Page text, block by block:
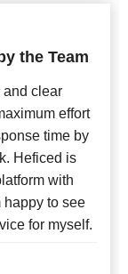
the Team
and clear
effort
time by
Heficed is
with
happy to see
for myself.